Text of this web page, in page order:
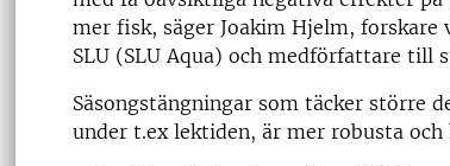
mer fisk, säger Joakim Hjelm,
SLU (SLU Aqua) och medförfattare till
Säsongstängningar som täcker större
under t.ex lektiden, är mer robusta